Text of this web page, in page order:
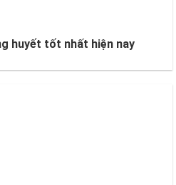
huyết tốt nhất hiện nay